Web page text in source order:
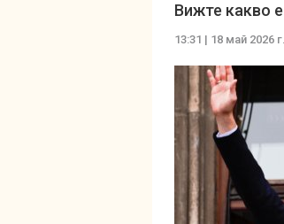
Вижте какво
13:31 | 18 май 2026 г.